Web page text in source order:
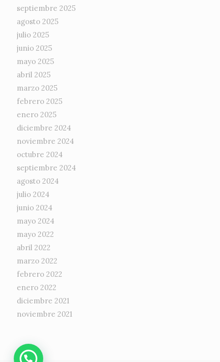
septiembre 2025
agosto 2025
julio 2025
junio 2025
mayo 2025
abril 2025
marzo 2025
febrero 2025
enero 2025
diciembre 2024
noviembre 2024
octubre 2024
septiembre 2024
agosto 2024
julio 2024
junio 2024
mayo 2024
mayo 2022
abril 2022
marzo 2022
febrero 2022
enero 2022
diciembre 2021
noviembre 2021